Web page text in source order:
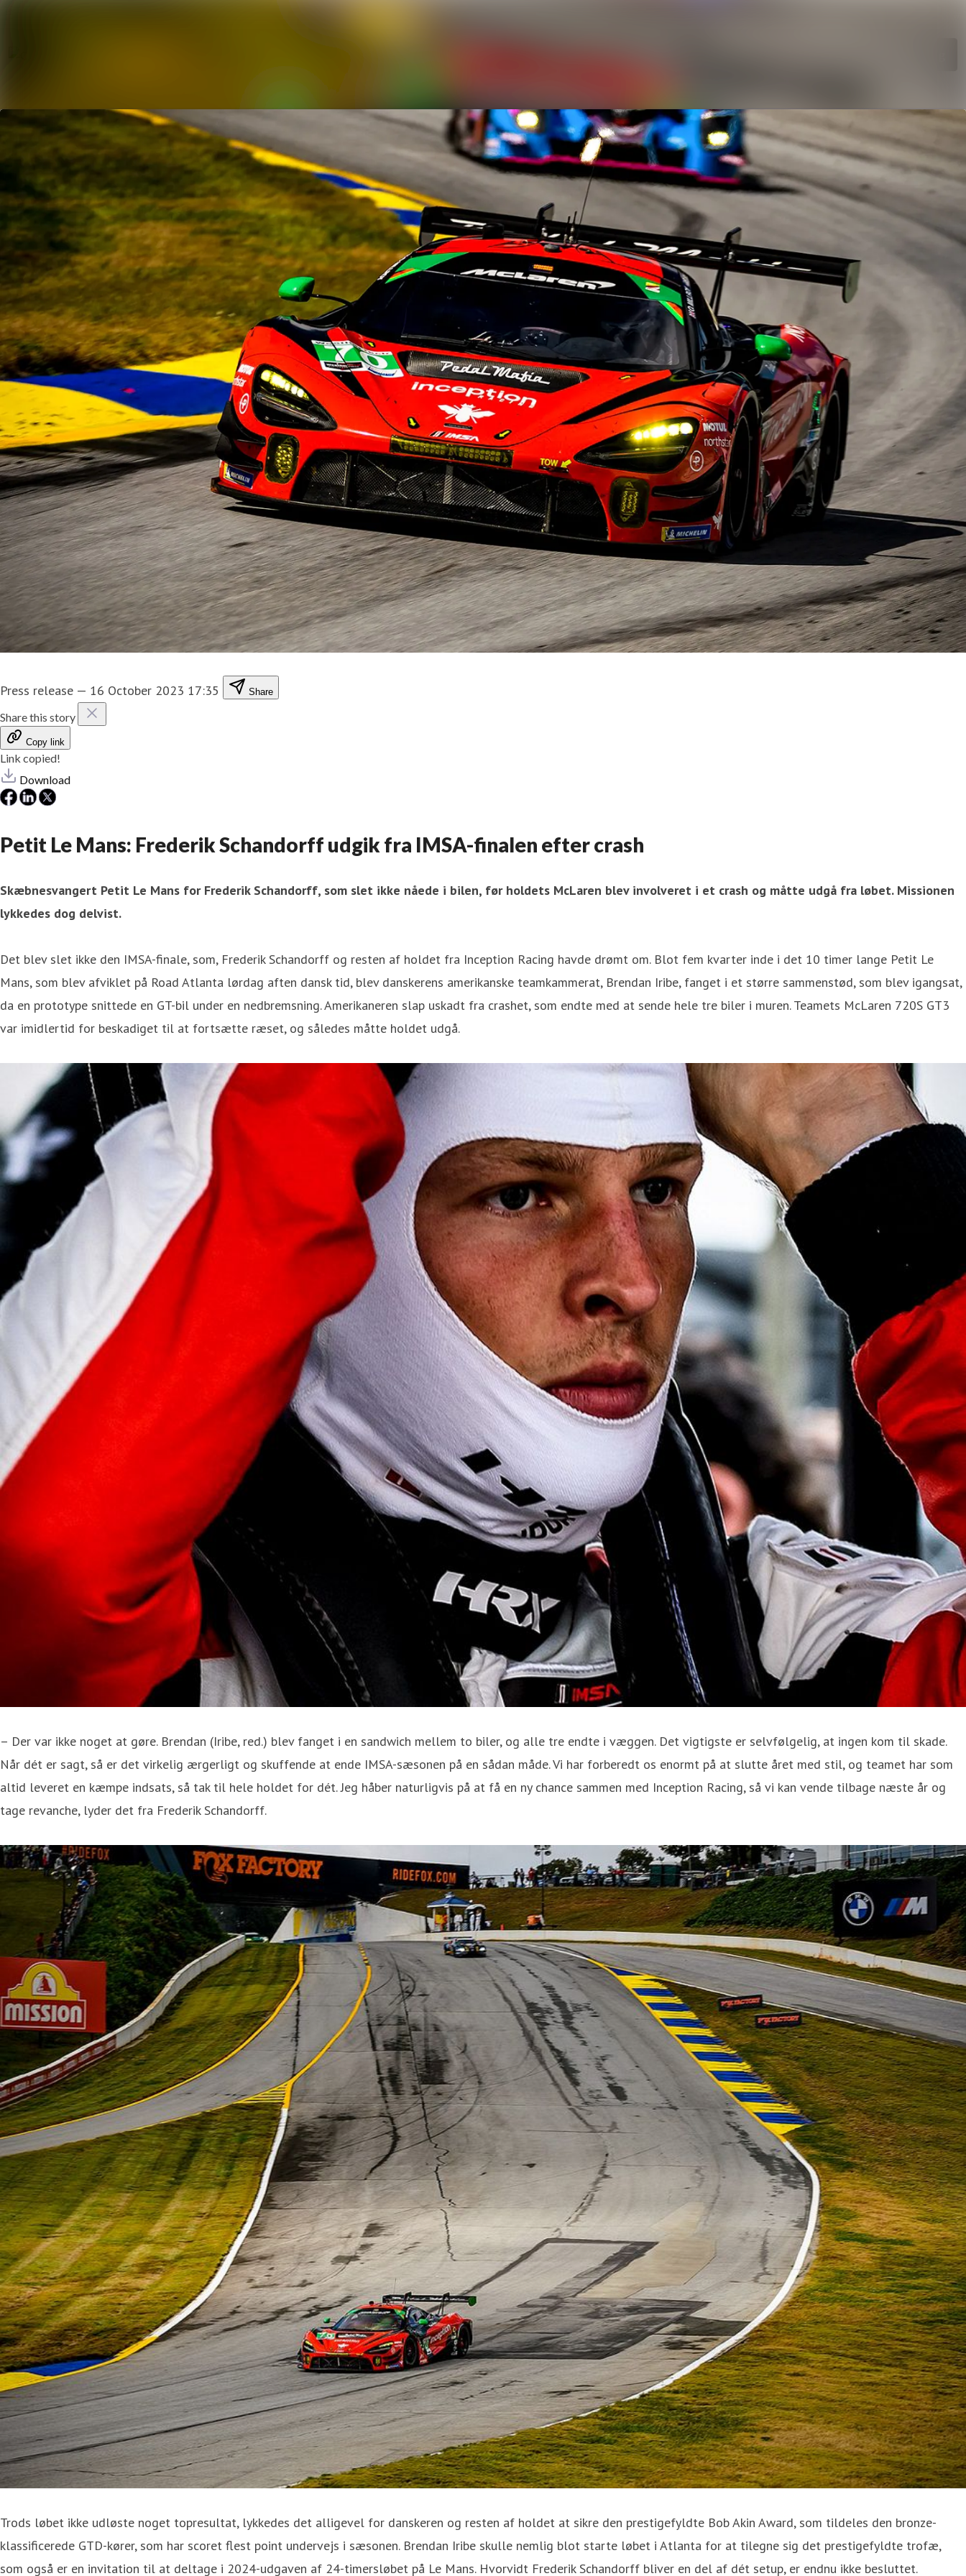
Press release — 16 October 2023 17:35 Share
Share this story
Copy link
Link copied!
Download
Petit Le Mans: Frederik Schandorff udgik fra IMSA-finalen efter crash
Skæbnesvangert Petit Le Mans for Frederik Schandorff, som slet ikke nåede i bilen, før holdets McLaren blev involveret i et crash og måtte udgå fra løbet. Missionen
lykkedes dog delvist.
Det blev slet ikke den IMSA-finale, som, Frederik Schandorff og resten af holdet fra Inception Racing havde drømt om. Blot fem kvarter inde i det 10 timer lange Petit Le
Mans, som blev afviklet på Road Atlanta lørdag aften dansk tid, blev danskerens amerikanske teamkammerat, Brendan Iribe, fanget i et større sammenstød, som blev igangsat,
da en prototype snittede en GT-bil under en nedbremsning. Amerikaneren slap uskadt fra crashet, som endte med at sende hele tre biler i muren. Teamets McLaren 720S GT3
var imidlertid for beskadiget til at fortsætte ræset, og således måtte holdet udgå.
– Der var ikke noget at gøre. Brendan (Iribe, red.) blev fanget i en sandwich mellem to biler, og alle tre endte i væggen. Det vigtigste er selvfølgelig, at ingen kom til skade.
Når dét er sagt, så er det virkelig ærgerligt og skuffende at ende IMSA-sæsonen på en sådan måde. Vi har forberedt os enormt på at slutte året med stil, og teamet har som
altid leveret en kæmpe indsats, så tak til hele holdet for dét. Jeg håber naturligvis på at få en ny chance sammen med Inception Racing, så vi kan vende tilbage næste år og
tage revanche, lyder det fra Frederik Schandorff.
Trods løbet ikke udløste noget topresultat, lykkedes det alligevel for danskeren og resten af holdet at sikre den prestigefyldte Bob Akin Award, som tildeles den bronze-
klassificerede GTD-kører, som har scoret flest point undervejs i sæsonen. Brendan Iribe skulle nemlig blot starte løbet i Atlanta for at tilegne sig det prestigefyldte trofæ,
som også er en invitation til at deltage i 2024-udgaven af 24-timersløbet på Le Mans. Hvorvidt Frederik Schandorff bliver en del af dét setup, er endnu ikke besluttet.